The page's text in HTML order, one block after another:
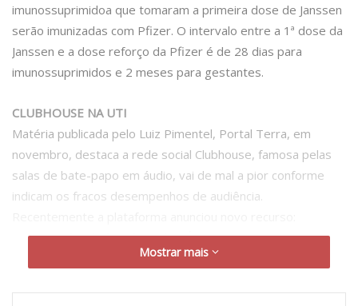
imunossuprimidoa que tomaram a primeira dose de Janssen
serão imunizadas com Pfizer. O intervalo entre a 1ª dose da
Janssen e a dose reforço da Pfizer é de 28 dias para
imunossuprimidos e 2 meses para gestantes.
CLUBHOUSE NA UTI
Matéria publicada pelo Luiz Pimentel, Portal Terra, em
novembro, destaca a rede social Clubhouse, famosa pelas
salas de bate-papo em áudio, vai de mal a pior conforme
indicam os fracos desempenhos de audiência.
gravação dos áudios das salas. É uma nova tentativa para
alavancar o aplicativo. Seria o início do fim? Como diria um
Mostrar mais